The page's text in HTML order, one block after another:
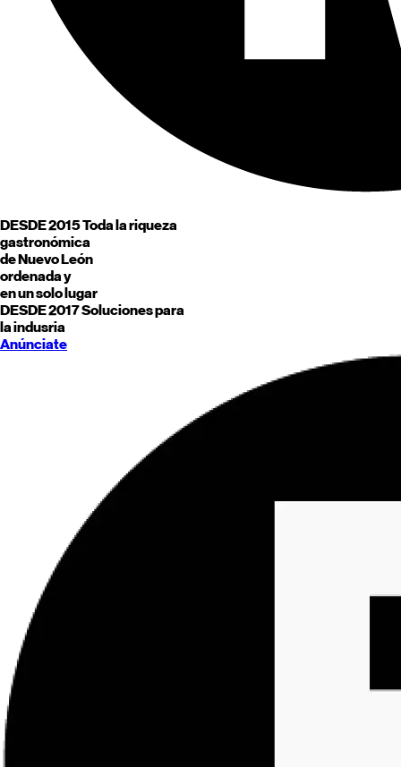
DESDE 2015Toda la riqueza
gastronómica
deNuevo León
ordenada y
en un solo lugar
DESDE 2017Soluciones para
la indusria
Anúnciate